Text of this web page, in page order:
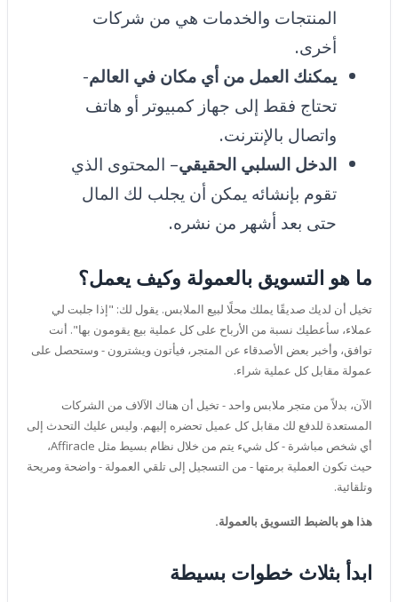
المنتجات والخدمات هي من شركات
أخرى.
يمكنك العمل من أي مكان في العالم-
تحتاج فقط إلى جهاز كمبيوتر أو هاتف
واتصال بالإنترنت.
الدخل السلبي الحقيقي– المحتوى الذي
تقوم بإنشائه يمكن أن يجلب لك المال
حتى بعد أشهر من نشره.
ما هو التسويق بالعمولة وكيف يعمل؟
تخيل أن لديك صديقًا يملك محلًا لبيع الملابس. يقول لك: "إذا جلبت لي
عملاء، سأعطيك نسبة من الأرباح على كل عملية بيع يقومون بها". أنت
توافق، وأخبر بعض الأصدقاء عن المتجر، فيأتون ويشترون - وستحصل على
عمولة مقابل كل عملية شراء.
الآن، بدلاً من متجر ملابس واحد - تخيل أن هناك الآلاف من الشركات
المستعدة للدفع لك مقابل كل عميل تحضره إليهم. وليس عليك التحدث إلى
أي شخص مباشرة - كل شيء يتم من خلال نظام بسيط مثل Affiracle،
حيث تكون العملية برمتها - من التسجيل إلى تلقي العمولة - واضحة ومريحة
وتلقائية.
هذا هو بالضبط التسويق بالعمولة.
ابدأ بثلاث خطوات بسيطة